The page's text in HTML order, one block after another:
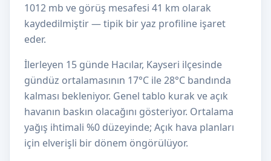
1012 mb ve görüş mesafesi 41 km olarak
kaydedilmiştir — tipik bir yaz profiline işaret
eder.
İlerleyen 15 günde Hacılar, Kayseri ilçesinde
gündüz ortalamasının 17°C ile 28°C bandında
kalması bekleniyor. Genel tablo kurak ve açık
havanın baskın olacağını gösteriyor. Ortalama
yağış ihtimali %0 düzeyinde; Açık hava planları
için elverişli bir dönem öngörülüyor.